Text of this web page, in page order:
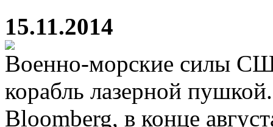
15.11.2014
Военно-морские силы
корабль лазерной
Bloomberg, в конце